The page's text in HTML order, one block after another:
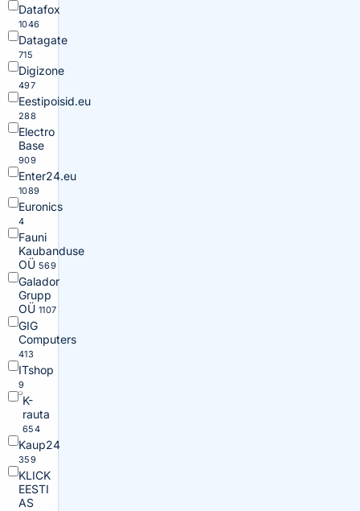
Datafox
1046
Datagate
715
Digizone
497
Eestipoisid.eu
288
Electro
Base
909
Enter24.eu
1089
Euronics
4
Fauni
Kaubanduse
OÜ 569
Galador
Grupp
OÜ 1107
GIG
Computers
413
ITshop
9
K-
rauta
654
Kaup24
359
KLICK
EESTI
AS